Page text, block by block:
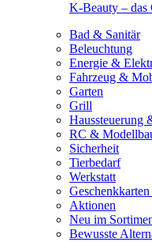
K-Beauty – das
Bad & Sanitär
Beleuchtung
Energie &
Fahrzeug &
Garten
Grill
Haussteuerung
RC &
Sicherheit
Tierbedarf
Werkstatt
Aktionen
Neu im
Bewusste